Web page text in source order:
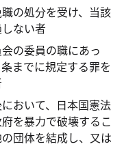
の処分を受け、当該
ない者
の委員の職にあっ
までに規定する罪を
おいて、日本国憲法
を暴力で破壊するこ
団体を結成し、又は